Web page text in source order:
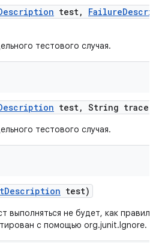
test, Failure
тестового случая.
test, String trace)
тестового случая.
Description test)
выполняться не будет, как
с помощью org.junit.Ignore.